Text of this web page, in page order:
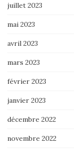
juillet 2023
mai 2023
avril 2023
mars 2023
février 2023
janvier 2023
décembre 2022
novembre 2022